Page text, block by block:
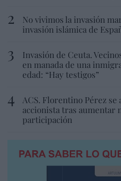
No vivimos la invasión
invasión islámica de
Invasión de Ceuta.
en manada de una
edad: “Hay testigos”
ACS. Florentino Pérez
accionista tras aumentar
participación